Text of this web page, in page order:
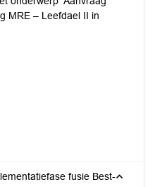
MRE – Leefdael II in
fusie Best-